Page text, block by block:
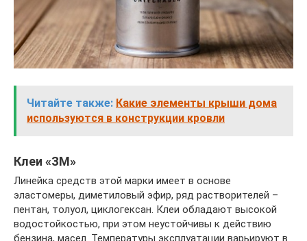
Читайте также: Какие элементы крыши дома
используются в конструкции кровли
Клеи «ЗМ»
Линейка средств этой марки имеет в основе
эластомеры, диметиловый эфир, ряд растворителей –
пентан, толуол, циклогексан. Клеи обладают высокой
водостойкостью, при этом неустойчивы к действию
бензина, масел. Температуры эксплуатации варьируют в